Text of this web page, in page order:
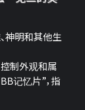
神明和其他生
制外观和属
记忆片”，指